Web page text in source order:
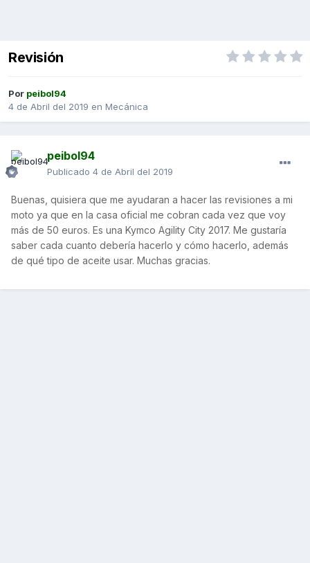
Revisión
Por peibol94
4 de Abril del 2019 en Mecánica
peibol94
Publicado 4 de Abril del 2019
Buenas, quisiera que me ayudaran a hacer las revisiones a mi
moto ya que en la casa oficial me cobran cada vez que voy
más de 50 euros. Es una Kymco Agility City 2017. Me gustaría
saber cada cuanto debería hacerlo y cómo hacerlo, además
de qué tipo de aceite usar. Muchas gracias.